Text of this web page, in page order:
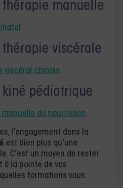
manuelle
viscérale
viscéral chinois
pédiatrique
du nourrisson
l’engagement dans la
est bien plus qu’une
C’est un moyen de rester
à la pointe de vos
formations vous